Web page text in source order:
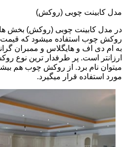
مدل کابینت چوبی (روکش)
در مدل کابینت چوبی (روکش) بخش
روکش چوب استفاده میشود که
به ام دی اف و هایگلاس و ممبران
ارزانتر است. پر طرفدار ترین نوع
میتوان نام برد. از روکش چوب هم
مورد استفاده قرار میگیرد.